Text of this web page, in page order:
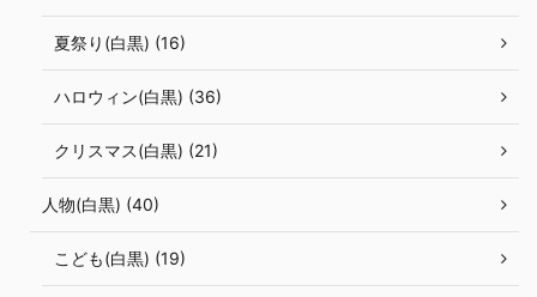
夏祭り(白黒) (16)
ハロウィン(白黒) (36)
クリスマス(白黒) (21)
人物(白黒) (40)
こども(白黒) (19)